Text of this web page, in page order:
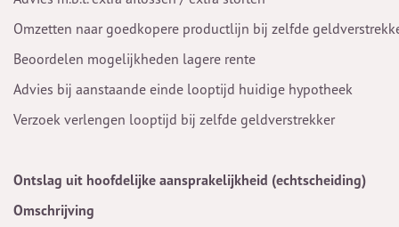
Omzetten naar goedkopere productlijn bij zelfde
Beoordelen mogelijkheden lagere rente
Advies bij aanstaande einde looptijd huidige hypotheek
Verzoek verlengen looptijd bij zelfde geldverstrekker
Ontslag uit hoofdelijke aansprakelijkheid (echtscheiding)
Omschrijving